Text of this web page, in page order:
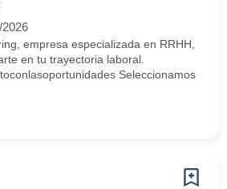
empresa especializada en RRHH,
en tu trayectoria laboral.
Seleccionamos